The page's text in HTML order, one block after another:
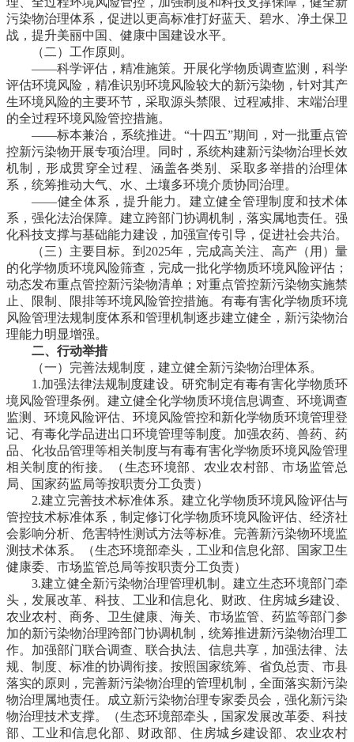
污染物治理体系，促进以更高标准打好蓝天、碧水、净土保卫
战，提升美丽中国、健康中国建设水平。
（二）工作原则。
——科学评估，精准施策。 开展化学物质调查监测，科学
评估环境风险，精准识别环境风险较大的新污染物，针对其产
生环境风险的主要环节，采取源头禁限、过程减排、末端治理
的全过程环境风险管控措施。
——标本兼治，系统推进。 “十四五”期间，对一批重点管
控新污染物开展专项治理。同时，系统构建新污染物治理长效
机制，形成贯穿全过程、涵盖各类别、采取多举措的治理体
系，统筹推动大气、水、土壤多环境介质协同治理。
——健全体系，提升能力。 建立健全管理制度和技术体
系，强化法治保障。建立跨部门协调机制，落实属地责任。强
化科技支撑与基础能力建设，加强宣传引导，促进社会共治。
（三）主要目标。 到2025年，完成高关注、高产（用）量
的化学物质环境风险筛查，完成一批化学物质环境风险评估；
动态发布重点管控新污染物清单；对重点管控新污染物实施禁
止、限制、限排等环境风险管控措施。有毒有害化学物质环境
风险管理法规制度体系和管理机制逐步建立健全，新污染物治
理能力明显增强。
二、行动举措
（一）完善法规制度，建立健全新污染物治理体系。
1.加强法律法规制度建设。 研究制定有毒有害化学物质环
境风险管理条例。建立健全化学物质环境信息调查、环境调查
监测、环境风险评估、环境风险管控和新化学物质环境管理登
记、有毒化学品进出口环境管理等制度。加强农药、兽药、药
品、化妆品管理等相关制度与有毒有害化学物质环境风险管理
相关制度的衔接。
（生态环境部、农业农村部、市场监管总
局、国家药监局等按职责分工负责）
2.建立完善技术标准体系。 建立化学物质环境风险评估与
管控技术标准体系，制定修订化学物质环境风险评估、经济社
会影响分析、危害特性测试方法等标准。完善新污染物环境监
测技术体系。
（生态环境部牵头，工业和信息化部、国家卫生
健康委、市场监管总局等按职责分工负责）
3.建立健全新污染物治理管理机制。 建立生态环境部门牵
头，发展改革、科技、工业和信息化、财政、住房城乡建设、
农业农村、商务、卫生健康、海关、市场监管、药监等部门参
加的新污染物治理跨部门协调机制，统筹推进新污染物治理工
作。加强部门联合调查、联合执法、信息共享，加强法律、法
规、制度、标准的协调衔接。按照国家统筹、省负总责、市县
落实的原则，完善新污染物治理的管理机制，全面落实新污染
物治理属地责任。成立新污染物治理专家委员会，强化新污染
物治理技术支撑。
（生态环境部牵头，国家发展改革委、科技
部、工业和信息化部、财政部、住房城乡建设部、农业农村